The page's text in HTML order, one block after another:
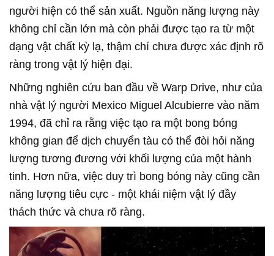
người hiện có thể sản xuất. Nguồn năng lượng này
không chỉ cần lớn mà còn phải được tạo ra từ một
dạng vật chất kỳ lạ, thậm chí chưa được xác định rõ
ràng trong vật lý hiện đại.
Những nghiên cứu ban đầu về Warp Drive, như của
nhà vật lý người Mexico Miguel Alcubierre vào năm
1994, đã chỉ ra rằng việc tạo ra một bong bóng
không gian để dịch chuyển tàu có thể đòi hỏi năng
lượng tương đương với khối lượng của một hành
tinh. Hơn nữa, việc duy trì bong bóng này cũng cần
năng lượng tiêu cực - một khái niệm vật lý đầy
thách thức và chưa rõ ràng.